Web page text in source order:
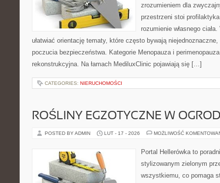
zrozumieniem dla
przestrzeni stoi
rozumienie własnego
ułatwiać orientację tematy, które często bywają
poczucia bezpieczeństwa. Kategorie Menopauza i
rekonstrukcyjna. Na łamach MediluxClinic pojawiają się […]
CATEGORIES: NIERUCHOMOŚCI
ROŚLINY EGZOTYCZNE W
POSTED BY ADMIN LUT - 17 - 2026 MOŻLIWOŚĆ
Portal Hellerówka to
stylizowanym zielonym
wszystkiemu, co pomaga